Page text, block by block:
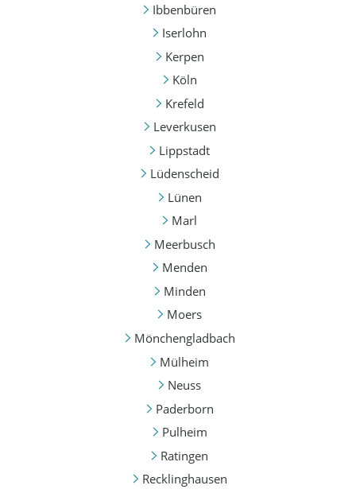
Ibbenbüren
Iserlohn
Kerpen
Köln
Krefeld
Leverkusen
Lippstadt
Lüdenscheid
Lünen
Marl
Meerbusch
Menden
Minden
Moers
Mönchengladbach
Mülheim
Neuss
Paderborn
Pulheim
Ratingen
Recklinghausen